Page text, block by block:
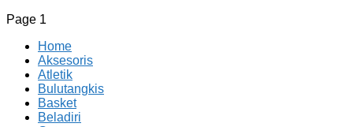
Page 1
Home
Aksesoris
Atletik
Bulutangkis
Basket
Beladiri